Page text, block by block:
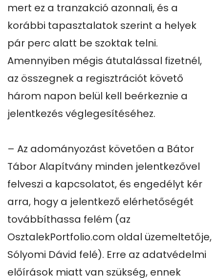
mert ez a tranzakció azonnali, és a
korábbi tapasztalatok szerint a helyek
pár perc alatt be szoktak telni.
Amennyiben mégis átutalással fizetnél,
az összegnek a regisztrációt követő
három napon belül kell beérkeznie a
jelentkezés véglegesítéséhez.
– Az adományozást követően a Bátor
Tábor Alapítvány minden jelentkezővel
felveszi a kapcsolatot, és engedélyt kér
arra, hogy a jelentkező elérhetőségét
továbbíthassa felém (az
OsztalekPortfolio.com oldal üzemeltetője,
Sólyomi Dávid felé). Erre az adatvédelmi
előírások miatt van szükség, ennek